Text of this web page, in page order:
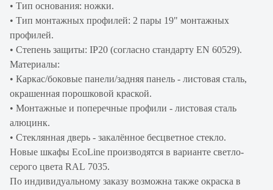
• Тип основания: ножки.
• Тип монтажных профилей: 2 пары 19" монтажных
профилей.
• Степень защиты: IP20 (согласно стандарту EN 60529).
Материалы:
• Каркас/боковые панели/задняя панель - листовая сталь,
окрашенная порошковой краской.
• Монтажные и поперечные профили - листовая сталь
алюцинк.
• Стеклянная дверь - закалённое бесцветное стекло.
Новые шкафы EcoLine производятся в варианте светло-
серого цвета RAL 7035.
По индивидуальному заказу возможна также окраска в